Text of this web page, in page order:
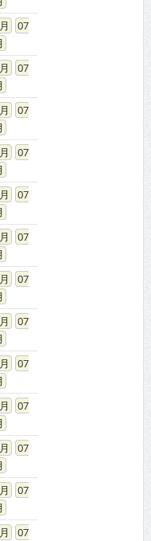
07
07
07
07
07
07
07
07
07
07
07
07
07